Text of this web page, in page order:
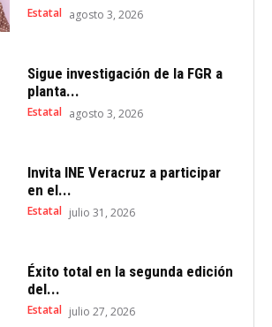
Estatal agosto 3, 2026
Sigue investigación de la FGR a
planta...
Estatal agosto 3, 2026
Invita INE Veracruz a participar
en el...
Estatal julio 31, 2026
Éxito total en la segunda edición
del...
Estatal julio 27, 2026